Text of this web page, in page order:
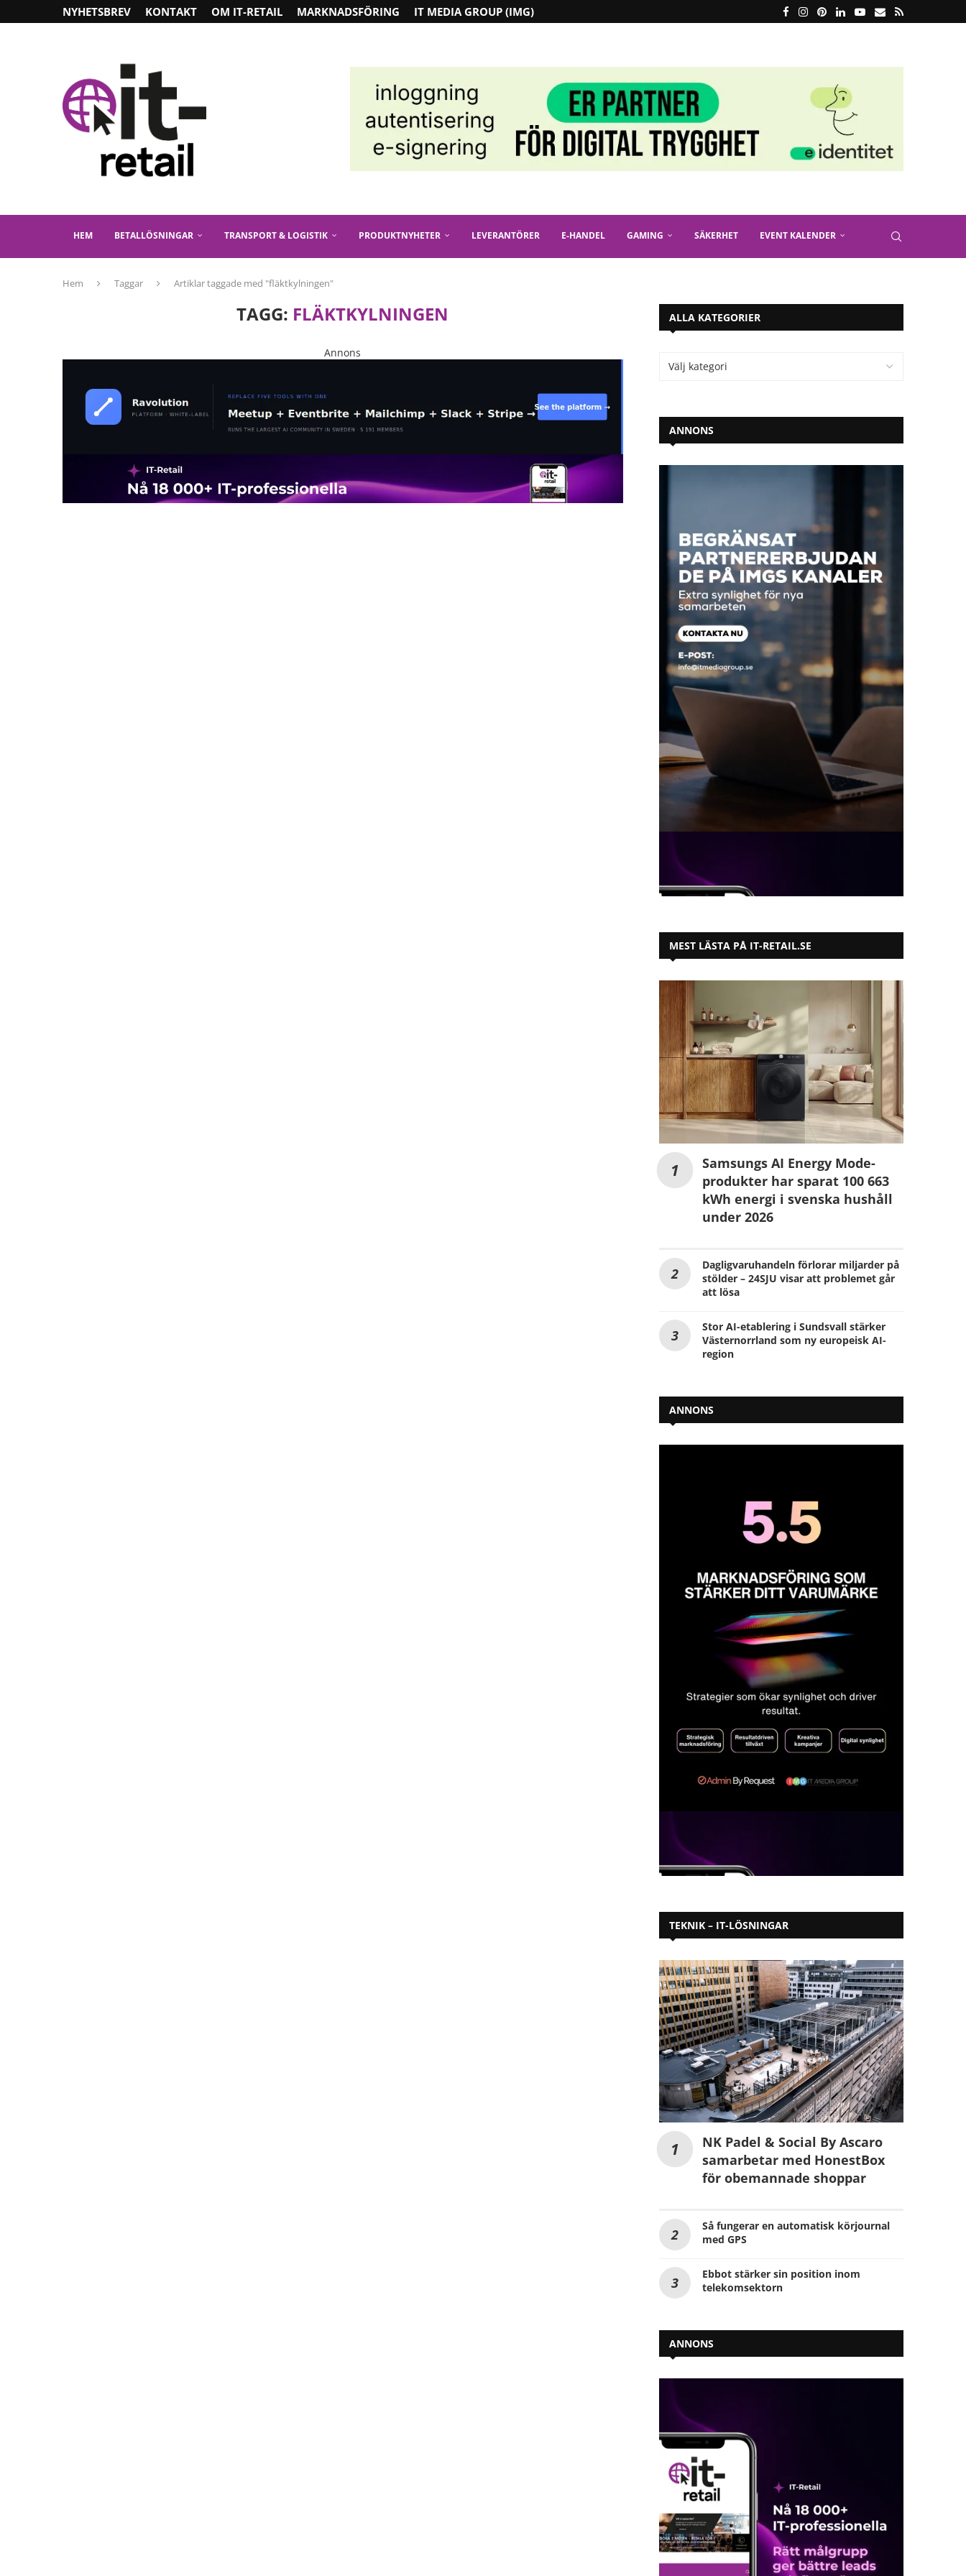
NYHETSBREV KONTAKT OM IT-RETAIL MARKNADSFÖRING IT MEDIA GROUP (IMG)
HEM BETALLÖSNINGAR TRANSPORT & LOGISTIK PRODUKTNYHETER LEVERANTÖRER E-HANDEL GAMING SÄKERHET EVENT KALENDER
Hem Taggar Artiklar taggade med "fläktkylningen"
TAGG: FLÄKTKYLNINGEN
Annons
ALLA KATEGORIER
ANNONS
MEST LÄSTA PÅ IT-RETAIL.SE
Samsungs AI Energy Mode-
produkter har sparat 100 663
kWh energi i svenska hushåll
under 2026
Dagligvaruhandeln förlorar miljarder på
stölder – 24SJU visar att problemet går
att lösa
Stor AI-etablering i Sundsvall stärker
Västernorrland som ny europeisk AI-
region
ANNONS
TEKNIK – IT-LÖSNINGAR
NK Padel & Social By Ascaro
samarbetar med HonestBox
för obemannade shoppar
Så fungerar en automatisk körjournal
med GPS
Ebbot stärker sin position inom
telekomsektorn
ANNONS